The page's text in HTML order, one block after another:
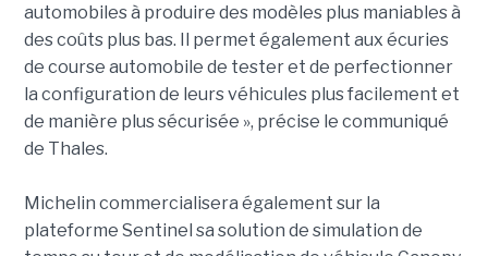
automobiles à produire des modèles plus maniables à
des coûts plus bas. Il permet également aux écuries
de course automobile de tester et de perfectionner
la configuration de leurs véhicules plus facilement et
de manière plus sécurisée », précise le communiqué
de Thales.
Michelin commercialisera également sur la
plateforme Sentinel sa solution de simulation de